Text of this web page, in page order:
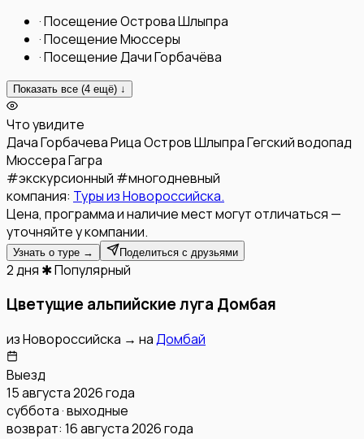
·Посещение Острова Шлыпра
·Посещение Мюссеры
·Посещение Дачи Горбачёва
Показать все (4 ещё) ↓
Что увидите
Дача ГорбачеваРицаОстров ШлыпраГегский водопад
МюссераГагра
#экскурсионный #многодневный
компания: Туры из Новороссийска.
Цена, программа и наличие мест могут отличаться —
уточняйте у компании.
Узнать о туре → Поделиться с друзьями
2 дня ✱ Популярный
Цветущие альпийские луга Домбая
изНовороссийска → наДомбай
Выезд
15 августа 2026 года
суббота · выходные
возврат: 16 августа 2026 года